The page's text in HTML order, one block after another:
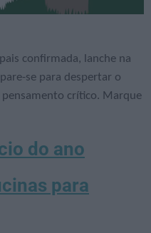
confirmada, lanche na
se para despertar o
pensamento crítico. Marque
do ano
para